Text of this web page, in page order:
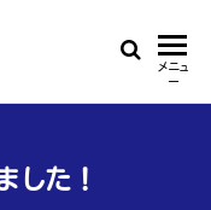
メニュ
ー
した！